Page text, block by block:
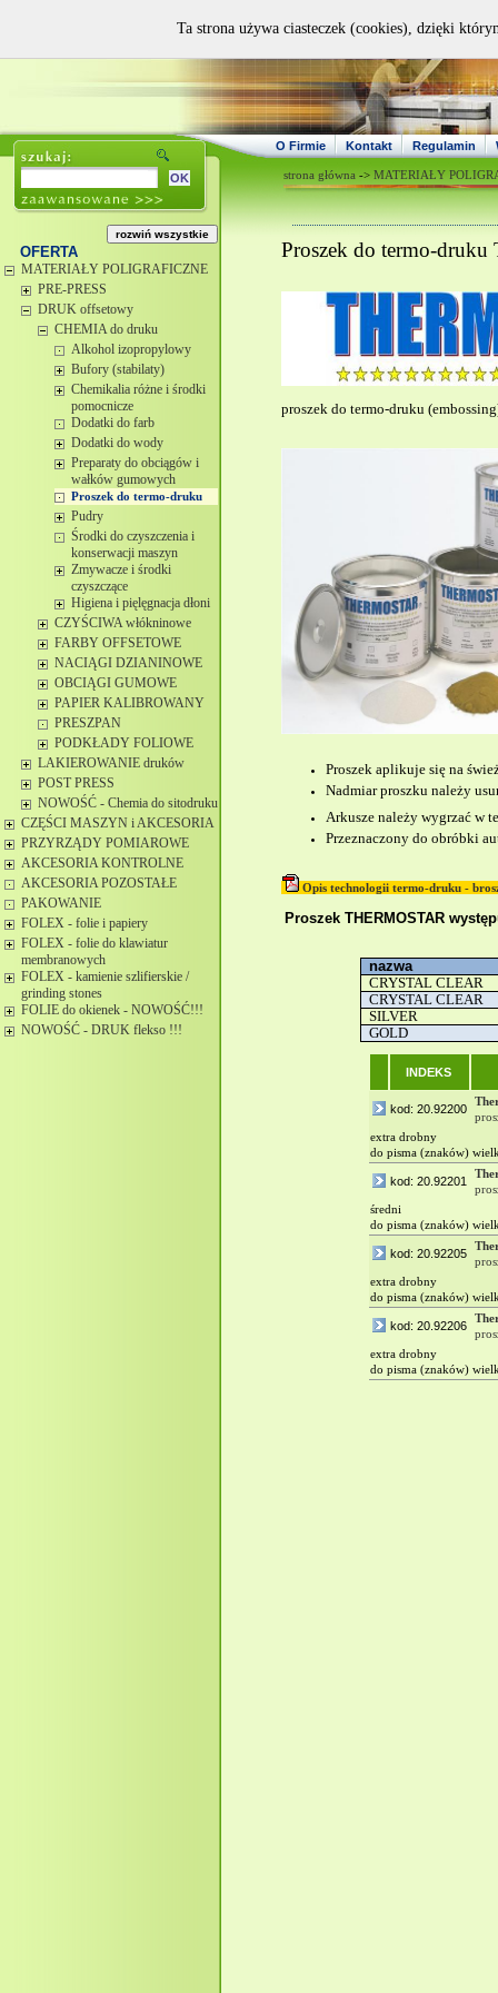
O Firmie Kontakt Regulamin
OFERTA
MATERIAŁY POLIGRAFICZNE
PRE-PRESS
DRUK offsetowy
CHEMIA do druku
Alkohol izopropylowy
Bufory (stabilaty)
Chemikalia różne i środki
pomocnicze
Dodatki do farb
Dodatki do wody
Preparaty do obciągów i
wałków gumowych
Proszek do termo-druku
Pudry
Środki do czyszczenia i
konserwacji maszyn
Zmywacze i środki
czyszczące
Higiena i pięlęgnacja dłoni
CZYŚCIWA włókninowe
FARBY OFFSETOWE
NACIĄGI DZIANINOWE
OBCIĄGI GUMOWE
PAPIER KALIBROWANY
PRESZPAN
PODKŁADY FOLIOWE
LAKIEROWANIE druków
POST PRESS
NOWOŚĆ - Chemia do sitodruku
CZĘŚCI MASZYN i AKCESORIA
PRZYRZĄDY POMIAROWE
AKCESORIA KONTROLNE
AKCESORIA POZOSTAŁE
PAKOWANIE
FOLEX - folie i papiery
FOLEX - folie do klawiatur
membranowych
FOLEX - kamienie szlifierskie /
grinding stones
FOLIE do okienek - NOWOŚĆ!!!
NOWOŚĆ - DRUK flekso !!!
strona główna -> MATERIAŁY
Proszek do termo-
proszek do termo-druku
Proszek aplikuje się na
Nadmiar proszku należy
Arkusze należy wygrzać w
Przeznaczony do obróbki
Opis technologii termo-druku -
Proszek THERMOSTAR
nazwa
CRYSTAL CLEAR
CRYSTAL CLEAR
SILVER
GOLD
INDEKS
kod: 20.92200
extra drobny
do pisma (znaków)
kod: 20.92201
średni
do pisma (znaków)
kod: 20.92205
extra drobny
do pisma (znaków)
kod: 20.92206
extra drobny
do pisma (znaków)
Ta strona używa ciasteczek (cookies), dzięki